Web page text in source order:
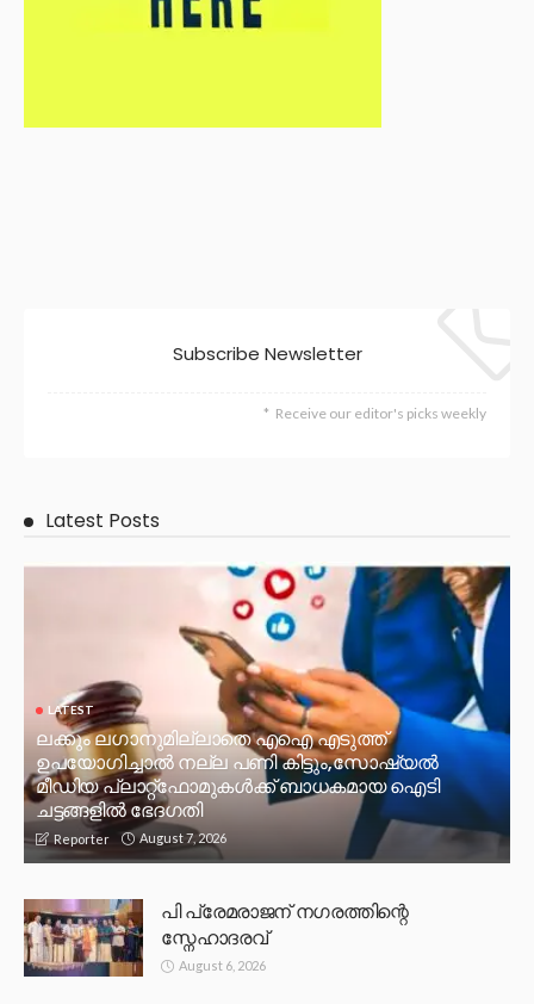
Subscribe Newsletter
Receive our editor's picks weekly
Latest Posts
LATEST
ലക്കും ലഗാനുമില്ലാതെ എഐ എടുത്ത്
ഉപയോഗിച്ചാല്‍ നല്ല പണി കിട്ടും,സോഷ്യല്‍
മീഡിയ പ്ലാറ്റ്‌ഫോമുകള്‍ക്ക് ബാധകമായ ഐടി
ചട്ടങ്ങളില്‍ ഭേദഗതി
Reporter August 7, 2026
പി പ്രേമരാജന് നഗരത്തിന്റെ
സ്നേഹാദരവ്
August 6, 2026